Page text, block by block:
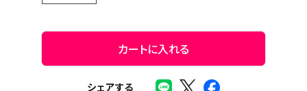
カートに入れる
シェアする